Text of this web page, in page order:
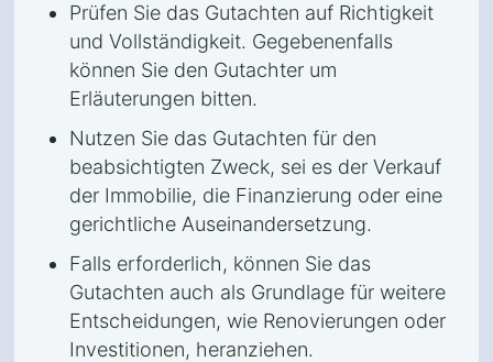
Prüfen Sie das Gutachten auf Richtigkeit
und Vollständigkeit. Gegebenenfalls
können Sie den Gutachter um
Erläuterungen bitten.
Nutzen Sie das Gutachten für den
beabsichtigten Zweck, sei es der Verkauf
der Immobilie, die Finanzierung oder eine
gerichtliche Auseinandersetzung.
Falls erforderlich, können Sie das
Gutachten auch als Grundlage für weitere
Entscheidungen, wie Renovierungen oder
Investitionen, heranziehen.